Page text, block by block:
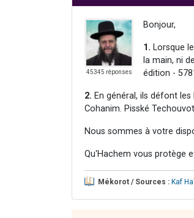
45345 réponses
Bonjour,
1. Lorsque
la main, ni
édition -
2. En général, ils défont
Cohanim. Pisské
Nous sommes à votre
Qu'Hachem vous protège
Mékorot / Sources : Kaf